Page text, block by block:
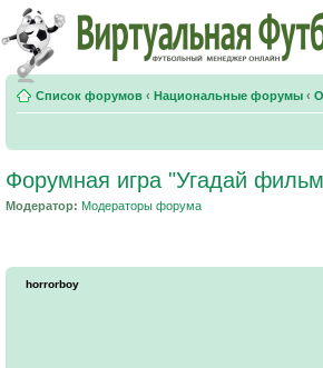
Список форумов ‹ Национальные форумы ‹
Форумная игра "Угадай
Модератор: Модераторы форума
horrorboy